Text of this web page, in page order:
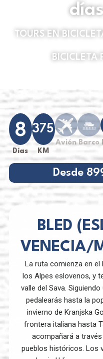
TOURS EN
BICICLETA
8
Días
375
KM
Avión Barco
Desde
BLED
VENECIA/
La ruta comienza en el
los Alpes eslovenos, y
valle del Sava.
pedalearás hasta la
invierno de Kranjska
frontera italiana hasta
acompañará a
pueblos históricos. Los